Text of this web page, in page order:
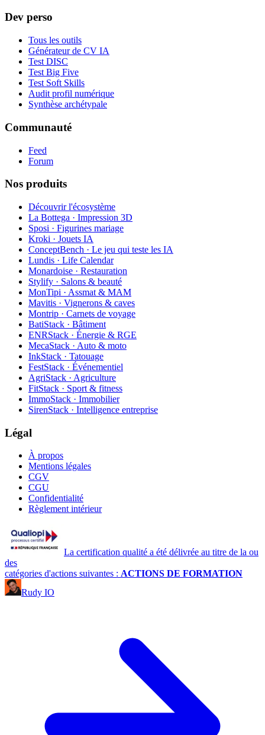
Dev perso
Tous les outils
Générateur de CV IA
Test DISC
Test Big Five
Test Soft Skills
Audit profil numérique
Synthèse archétypale
Communauté
Feed
Forum
Nos produits
Découvrir l'écosystème
La Bottega · Impression 3D
Sposi · Figurines mariage
Kroki · Jouets IA
ConceptBench · Le jeu qui teste les IA
Lundis · Life Calendar
Monardoise · Restauration
Stylify · Salons & beauté
MonTipi · Assmat & MAM
Mavitis · Vignerons & caves
Montrip · Carnets de voyage
BatiStack · Bâtiment
ENRStack · Énergie & RGE
MecaStack · Auto & moto
InkStack · Tatouage
FestStack · Événementiel
AgriStack · Agriculture
FitStack · Sport & fitness
ImmoStack · Immobilier
SirenStack · Intelligence entreprise
Légal
À propos
Mentions légales
CGV
CGU
Confidentialité
Règlement intérieur
La certification qualité a été délivrée au titre de la ou
des
catégories d'actions suivantes : ACTIONS DE FORMATION
Rudy IO